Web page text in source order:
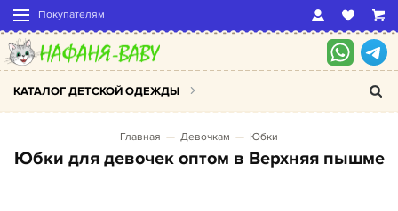
Покупателям
КАТАЛОГ ДЕТСКОЙ ОДЕЖДЫ
Главная Девочкам Юбки
Юбки для девочек оптом в Верхняя пышме